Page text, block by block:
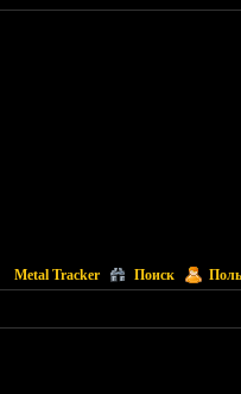
Metal Tracker Поиск